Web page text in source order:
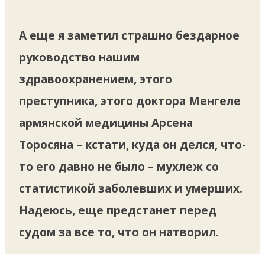
А еще я заметил страшно бездарное
руководство нашим
здравоохранением, этого
преступника, этого доктора Менгеле
армянской медицины Арсена
Торосяна – кстати, куда он делся, что-
то его давно не было – мухлеж со
статистикой заболевших и умерших.
Надеюсь, еще предстанет перед
судом за все то, что он натворил.